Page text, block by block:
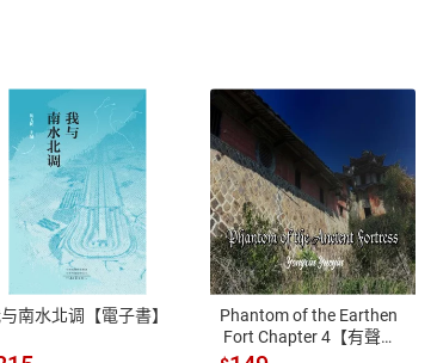
；
Family Film Festival）外國電影部門觀眾
稻田大學。1991年以作品《節奏》（リズム）獲
兒》（宇宙のみなしご）獲得野間兒童文藝新人
、AFTEE
退換貨規範
本店是否提供消費者保護法七日猶
之權利，遽消費者保護法及通訊交
除權合理例外情事適用準則，依商
南水北调【電子書】
Phantom of the Earthen
Fort Chapter 4【有聲
書】